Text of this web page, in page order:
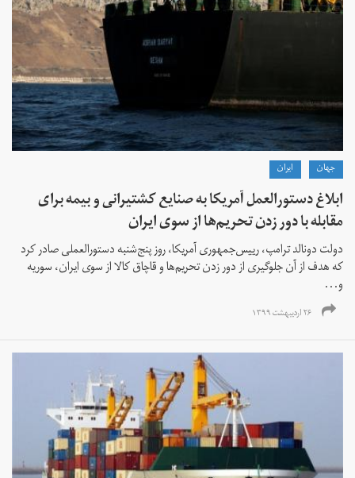
جهان ايران
ابلاغ دستورالعمل آمریکا به صنایع کشتیرانی و بیمه برای
مقابله با دور زدن تحریم‌ها از سوی ایران
دولت دونالد ترامپ، رییس‌جمهوری آمریکا، روز پنج‌شنبه دستورالعملی صادر کرد
که هدف از آن جلوگیری از دور زدن تحریم‌ها و قاچاق کالا از سوی ایران، سوریه
و...
۲۶ اردیبهشت ۱۳۹۹